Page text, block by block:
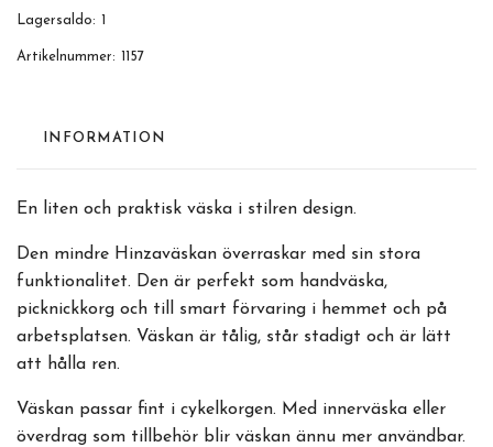
Lagersaldo: 1
Artikelnummer: 1157
INFORMATION
En liten och praktisk väska i stilren design.
Den mindre Hinzaväskan överraskar med sin stora
funktionalitet. Den är perfekt som handväska,
picknickkorg och till smart förvaring i hemmet och på
arbetsplatsen. Väskan är tålig, står stadigt och är lätt
att hålla ren.
Väskan passar fint i cykelkorgen. Med innerväska eller
överdrag som tillbehör blir väskan ännu mer användbar.